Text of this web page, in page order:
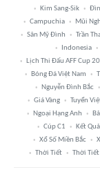
Kim Sang-Sik
Campuchia
Mũi
Sân Mỹ Đình
Trần
Indonesia
Lịch Thi Đấu AFF Cup
Bóng Đá Việt Nam
Nguyễn Đình Bắc
Giá Vàng
Tuyển
Ngoại Hạng Anh
Cúp C1
Kết
Xổ Số Miền Bắc
Thời Tiết
Thời